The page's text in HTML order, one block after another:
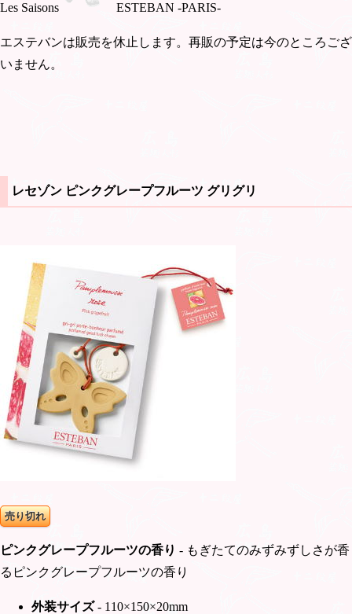
Les Saisons ESTEBAN -PARIS-
エステバンは販売を休止します。再販の予定は今のところござ
いません。
レセゾン ピンクグレープフルーツ グリグリ
売り切れ
ピンクグレープフルーツの香り - もぎたてのみずみずしさが香
るピンクグレープフルーツの香り
外装サイズ- 110×150×20mm